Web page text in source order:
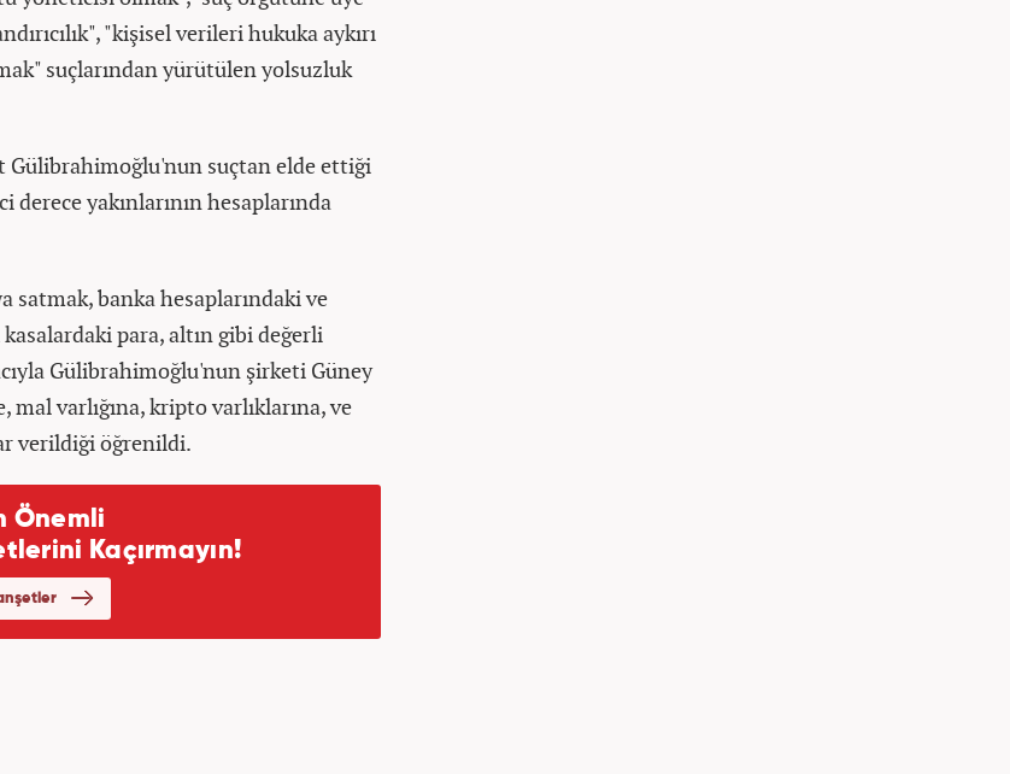
"kişisel verileri hukuka aykırı
suçlarından yürütülen yolsuzluk
Gülibrahimoğlu'nun suçtan elde ettiği
yakınlarının hesaplarında
satmak, banka hesaplarındaki ve
para, altın gibi değerli
Gülibrahimoğlu'nun şirketi Güney
varlığına, kripto varlıklarına, ve
verildiği öğrenildi.